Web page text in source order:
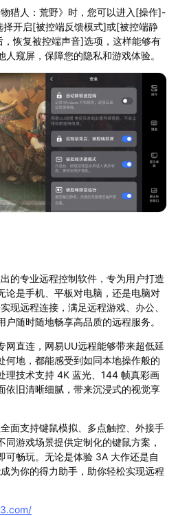
猎人：荒野》时，您可以进入[操作]-
开启[被控端反馈模式]或[被控端静
恢复被控端声音]选项，这样能够有
窥屏，保障您的隐私和游戏体验。
的专业远程控制软件，专为用户打造
论是手机、平板对电脑，还是电脑对
现远程连接，满足远程游戏、办公、
随时随地畅享高品质的远程服务。
网直连，网易UU远程能够带来超低延
何地，都能感受到如同本地操作般的
理技术支持 4K 蓝光、144 帧真彩画
依旧清晰细腻，带来沉浸式的视觉享
面支持键鼠模拟、多点触控、外接手
游戏场景提供定制化的键鼠方案，
可畅玩。无论是体验 3A 大作还是自
为你的得力助手，助你轻松实现远程